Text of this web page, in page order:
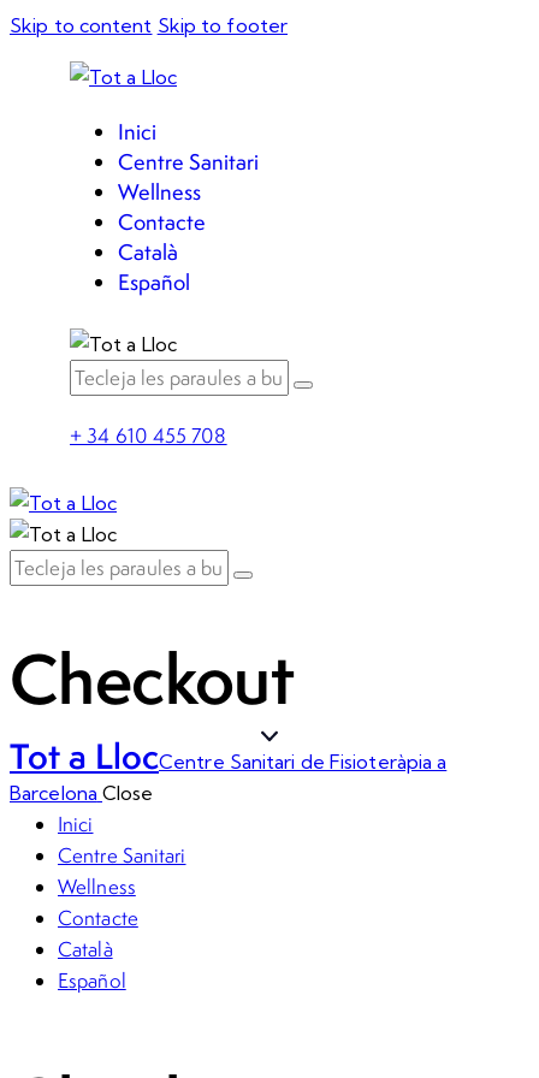
Skip to content Skip to footer
Inici
Centre Sanitari
Wellness
Contacte
Català
Español
+ 34 610 455 708
Checkout
Tot a LlocCentre Sanitari de Fisioteràpia a
Barcelona Close
Inici
Centre Sanitari
Wellness
Contacte
Català
Español